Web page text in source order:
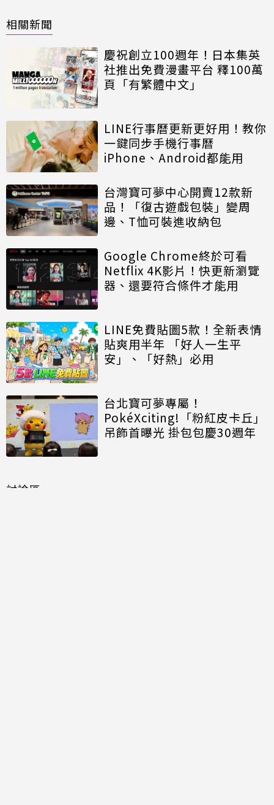
相關新聞
慶祝創立100週年！日本集英
社推出免費漫畫平台 釋100萬
頁「有繁體中文」
LINE行事曆更新更好用！教你
一鍵同步手機行事曆
iPhone、Android都能用
台灣寶可夢中心開賣12款新
品！「復古遊戲包裝」變周
邊、T恤可裝進收納包
Google Chrome終於可看
Netflix 4K影片！快更新瀏覽
器、還要符合條件才能用
LINE免費貼圖5款！全新表情
貼爽用半年 「好人一生平
安」、「好熱」必用
台北寶可夢專屬！
PokéXciting!「粉紅皮卡丘」
吊飾首曝光 掛包包慶30週年
討論區